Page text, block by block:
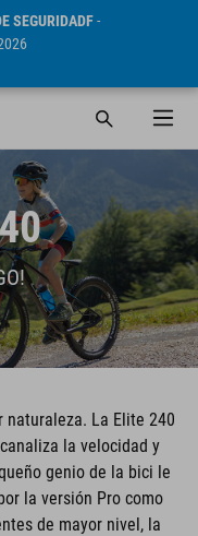
SEGURIDADF-
La Elite 240
la velocidad y
genio de la bici le
la versión Pro como
de mayor nivel, la